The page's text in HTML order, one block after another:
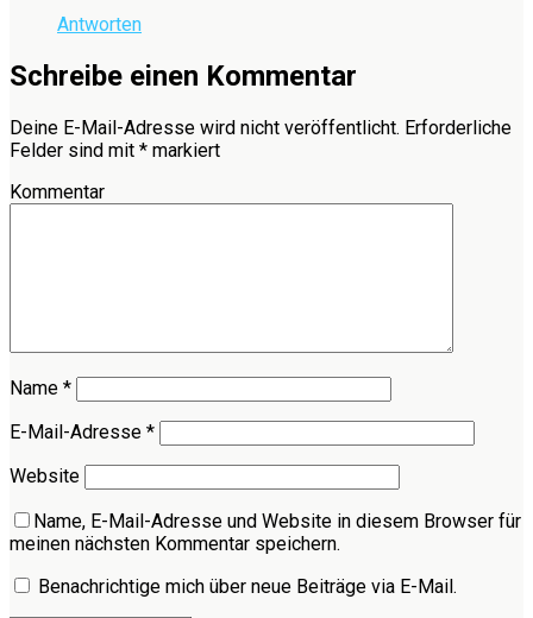
Antworten
Schreibe einen Kommentar
Deine E-Mail-Adresse wird nicht veröffentlicht. Erforderliche
Felder sind mit * markiert
Kommentar
Name *
E-Mail-Adresse *
Website
Name, E-Mail-Adresse und Website in diesem Browser für
meinen nächsten Kommentar speichern.
Benachrichtige mich über neue Beiträge via E-Mail.